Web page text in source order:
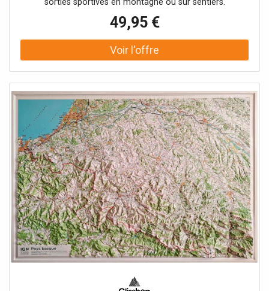
sorties sportives en montagne ou sur sentiers.
49,95 €